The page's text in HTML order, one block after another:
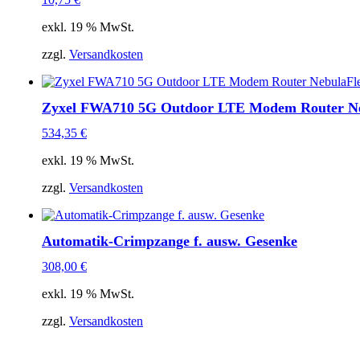
exkl. 19 % MwSt.
zzgl. Versandkosten
Zyxel FWA710 5G Outdoor LTE Modem Router
534,35 €
exkl. 19 % MwSt.
zzgl. Versandkosten
Automatik-Crimpzange f. ausw. Gesenke
308,00 €
exkl. 19 % MwSt.
zzgl. Versandkosten